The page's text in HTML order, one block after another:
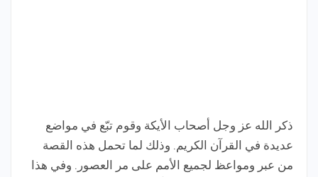
ذكر الله عز وجل أصحاب الأيكة وقوم تبّع في مواضع
عديدة في القرآن الكريم. وذلك لما تحمل هذه القصة
من عبر ومواعظ لجميع الأمم على مر العصور. وفي هذا